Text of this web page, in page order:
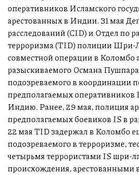
оперативников Исламского
арестованных в Индии. 31 мая
расследований (CID) и Отдел по
терроризма (TID) полиции Шри-
совместной операции в Коломбо
разыскиваемого Османа
подозреваемого в координации
предполагаемых
Индию. Ранее, 29 мая, полиция
предполагаемых боевиков IS в
22 мая TID задержал в Коломбо
подозреваемого в терроризме,
четырьмя террористами IS шри-
происхождения, арестованными